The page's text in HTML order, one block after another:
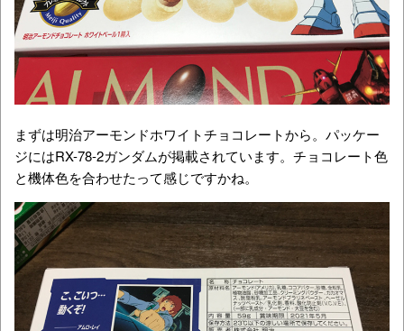
まずは明治アーモンドホワイトチョコレートから。パッケー
ジにはRX-78-2ガンダムが掲載されています。チョコレート色
と機体色を合わせたって感じですかね。